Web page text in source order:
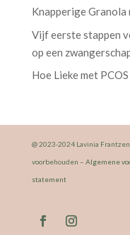
Knapperige Granola
Vijf eerste stappen
op een
Hoe Lieke met
@ 2023-2024 Lavinia
voorbehouden – Algemene
statement